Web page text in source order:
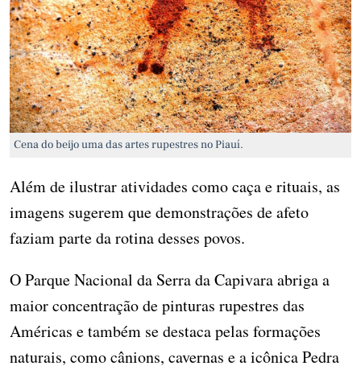
Cena do beijo uma das artes rupestres no Piauí.
Além de ilustrar atividades como caça e rituais, as
imagens sugerem que demonstrações de afeto
faziam parte da rotina desses povos.
O Parque Nacional da Serra da Capivara abriga a
maior concentração de pinturas rupestres das
Américas e também se destaca pelas formações
naturais, como cânions, cavernas e a icônica Pedra